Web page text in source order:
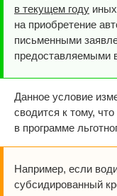
в текущем году
на приобретение
письменными
предоставляемыми
Данное условие
сводится к тому,
в программе
Например, если
субсидированный